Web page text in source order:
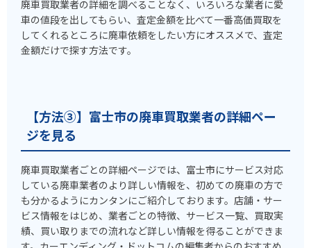
廃車買取業者の詳細を調べることなく、いろいろな業者に愛
車の値段を出してもらい、査定金額を比べて一番高価買取を
してくれるところに廃車依頼をしたい方にオススメで、査定
金額だけで探す方法です。
【方法③】富士市の廃車買取業者の詳細ペー
ジを見る
廃車買取業者ごとの詳細ページでは、富士市にサービス対応
している廃車業者のより詳しい情報を、初めての廃車の方で
も分かるようにカンタンにご紹介しております。店舗・サー
ビス情報をはじめ、業者ごとの特徴、サービス一覧、買取実
績、買い取りまでの流れなど詳しい情報を得ることができま